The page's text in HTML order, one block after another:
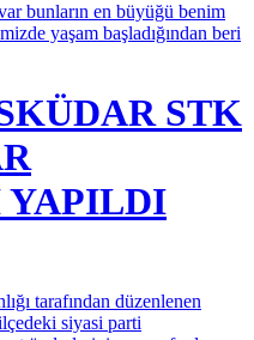
yaşam başladığından beri
STK